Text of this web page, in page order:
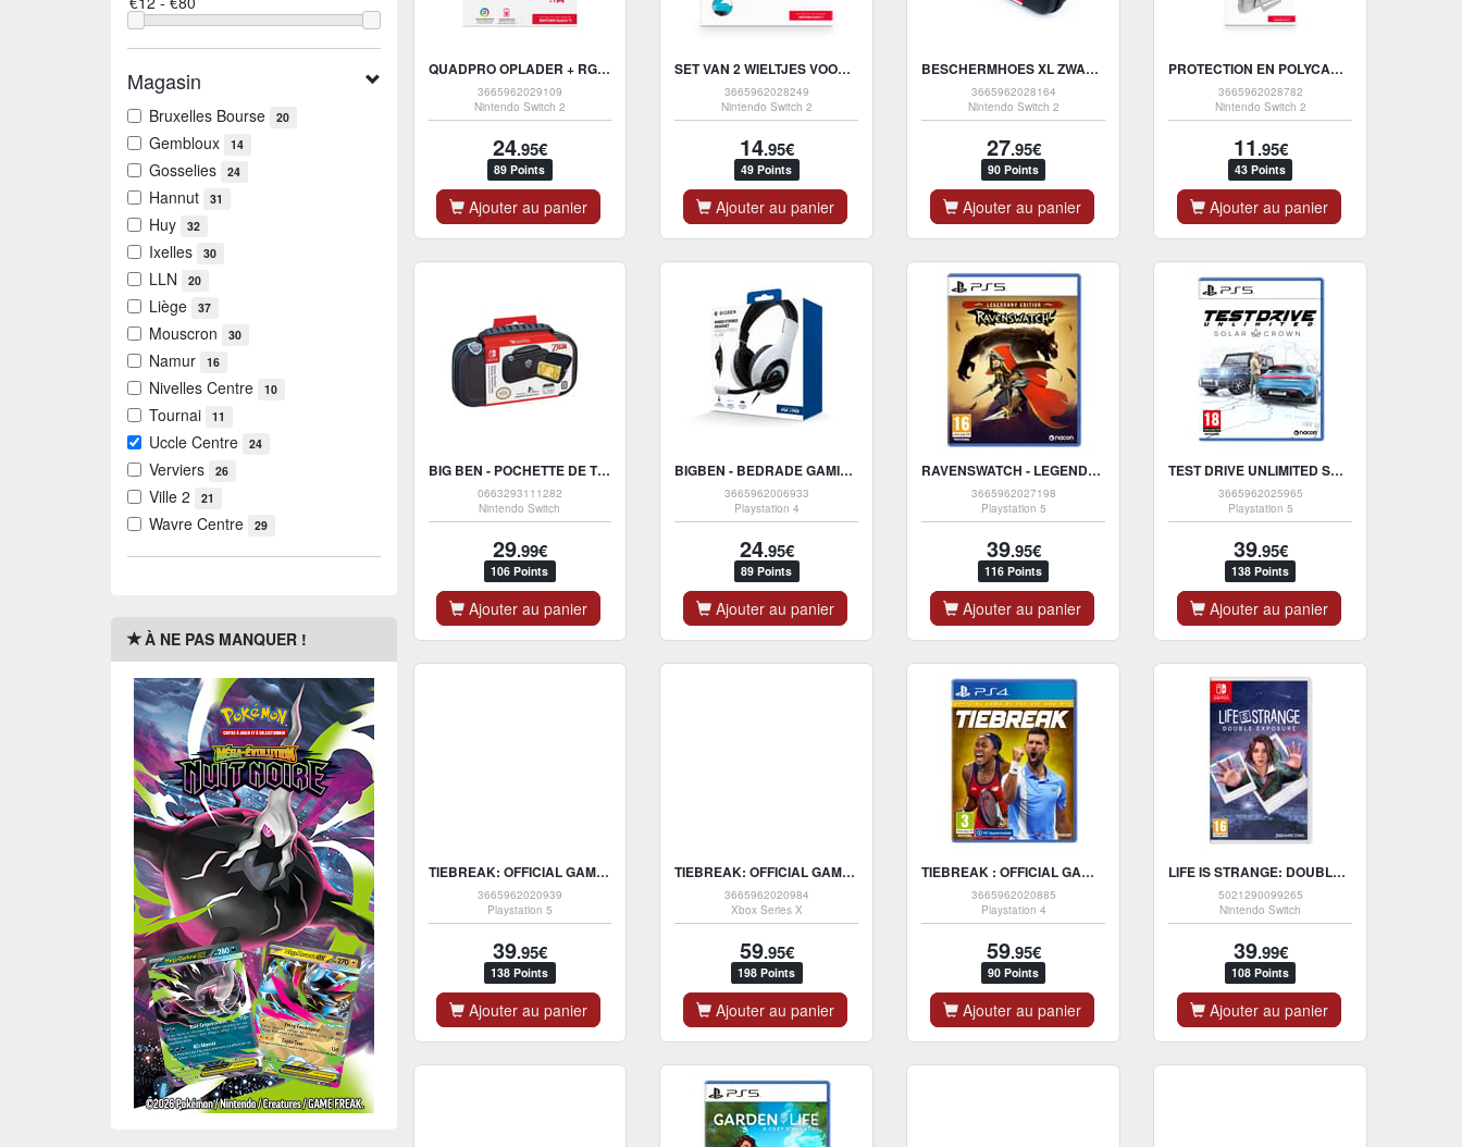
Magasin
Bruxelles Bourse 20
Gembloux 14
Gosselies 24
Hannut 31
Huy 32
Ixelles 30
LLN 20
Liège 37
Mouscron 30
Namur 16
Nivelles Centre 10
Tournai 11
Uccle Centre 24
Verviers 26
Ville 2 21
Wavre Centre 29
À NE PAS MANQUER !
QUADPRO OPLADER + RGB VOOR PRO CONTROLLER EN 4 JOY-CON NINTENDO SWITCH 2
3665962029109
Nintendo Switch 2
24.95€
89 Points
Ajouter au panier
SET VAN 2 WIELTJES VOOR NINTENDO SWITCH 2 JOY-CON
3665962028249
Nintendo Switch 2
14.95€
49 Points
Ajouter au panier
BESCHERMHOES XL ZWAART VOOR NINTENDO SWITCH 2
3665962028164
Nintendo Switch 2
27.95€
90 Points
Ajouter au panier
PROTECTION EN POLYCARBONATE POUR NINTENDO SWITCH 2
3665962028782
Nintendo Switch 2
11.95€
43 Points
Ajouter au panier
BIG BEN - POCHETTE DE TRANSPORT DELUXE OFFICIELLE THE LEGEND OF ZELDA POUR NINTENDO SWITCH LITE
0663293111282
Nintendo Switch
29.99€
106 Points
Ajouter au panier
BIGBEN - BEDRADE GAMINGHEADSET WIT VOOR PS4/PS5
3665962006933
Playstation 4
24.95€
89 Points
Ajouter au panier
RAVENSWATCH - LEGENDARY EDITION - PS5 VERSIE
3665962027198
Playstation 5
39.95€
116 Points
Ajouter au panier
TEST DRIVE UNLIMITED SOLAR CROWN - PS5 VERSIE
3665962025965
Playstation 5
39.95€
138 Points
Ajouter au panier
TIEBREAK: OFFICIAL GAME OF THE ATP AND WTA - PS5
3665962020939
Playstation 5
39.95€
138 Points
Ajouter au panier
TIEBREAK: OFFICIAL GAME OF THE ATP AND WTA - XONE / XBOX SERIES X
3665962020984
Xbox Series X
59.95€
198 Points
Ajouter au panier
TIEBREAK : OFFICIAL GAME OF THE ATP AND WTA - PS4
3665962020885
Playstation 4
59.95€
90 Points
Ajouter au panier
LIFE IS STRANGE: DOUBLE EXPOSURE - NINTENDO SWITCH VERSIE
5021290099265
Nintendo Switch
39.99€
108 Points
Ajouter au panier